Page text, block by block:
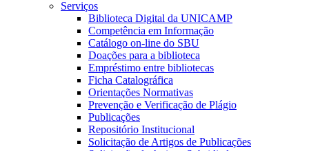
Serviços
Biblioteca Digital da UNICAMP
Competência em Informação
Catálogo on-line do SBU
Doações para a biblioteca
Empréstimo entre bibliotecas
Ficha Catalográfica
Orientações Normativas
Prevenção e Verificação de Plágio
Publicações
Repositório Institucional
Solicitação de Artigos de Publicações